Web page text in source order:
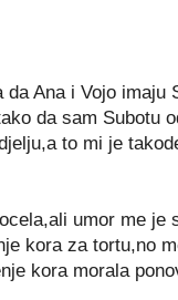
da Ana i Vojo imaju
da sam Subotu
to mi je
umor me je
kora za tortu,no
kora morala